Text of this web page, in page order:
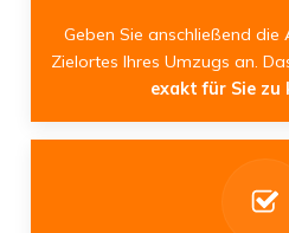
Geben Sie anschließend
Zielortes Ihres Umzugs an.
exakt für Sie zu